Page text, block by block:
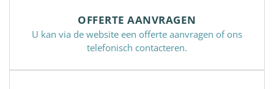
OFFERTE AANVRAGEN
U kan via de website een offerte aanvragen of ons
telefonisch contacteren.